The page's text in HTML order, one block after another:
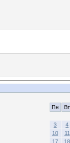
Пн Вт
3
4
10
11
17
18